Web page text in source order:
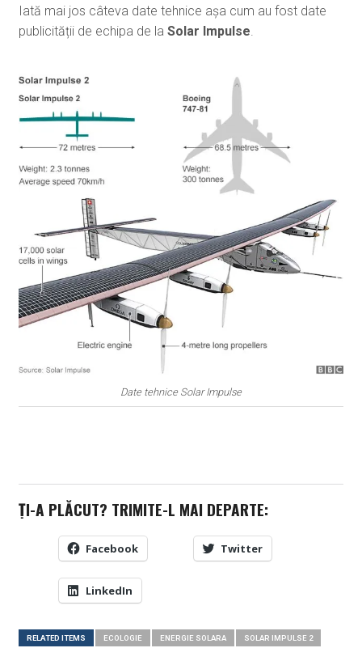
Iată mai jos câteva date tehnice așa cum au fost date
publicității de echipa de la Solar Impulse.
Date tehnice Solar Impulse
ȚI-A PLĂCUT? TRIMITE-L MAI DEPARTE:
Facebook Twitter
LinkedIn
RELATED ITEMS ECOLOGIE ENERGIE SOLARA SOLAR IMPULSE 2